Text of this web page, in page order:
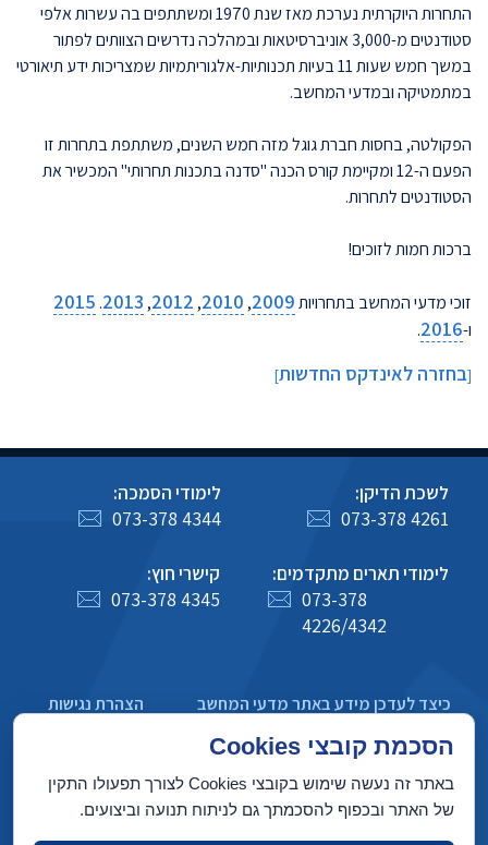
התחרות היוקרתית נערכת מאז שנת 1970 ומשתתפים בה עשרות אלפי
סטודנטים מ-3,000 אוניברסיטאות ובמהלכה נדרשים הצוותים לפתור
במשך חמש שעות 11 בעיות תכנותיות-אלגוריתמיות שמצריכות ידע תיאורטי
במתמטיקה ובמדעי המחשב.
הפקולטה, בחסות חברת גוגל מזה חמש השנים, משתתפת בתחרות זו
הפעם ה-12 ומקיימת קורס הכנה "סדנה בתכנות תחרותי" המכשיר את
הסטודנטים לתחרות.
ברכות חמות לזוכים!
זוכי מדעי המחשב בתחרויות2009
,
2010
,
2012
,
2013
.
2015
ו-2016
.
[בחזרה לאינדקס החדשות]
לשכת הדיקן:
073-378 4261
לימודי הסמכה:
073-378 4344
לימודי תארים מתקדמים:
073-378
4226/4342
קישרי חוץ:
073-378 4345
כיצד לעדכן מידע באתר מדעי המחשב
הצהרת נגישות
מדיניות פרטיות הסכמת קובצי Cookies
באתר זה נעשה שימוש בקובצי Cookies לצורך תפעולו התקין
של האתר ובכפוף להסכמתך גם לניתוח תנועה וביצועים.